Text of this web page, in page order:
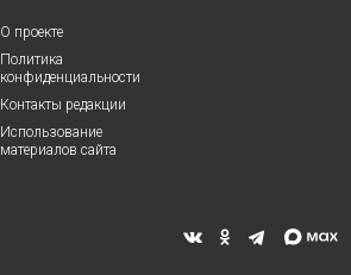
О проекте
Политика
конфиденциальности
Контакты редакции
Использование
материалов сайта